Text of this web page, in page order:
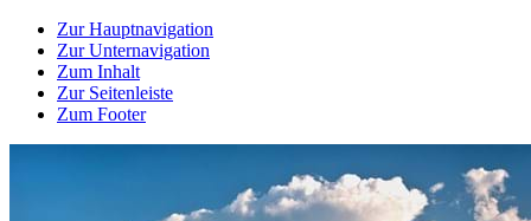
Zur Hauptnavigation
Zur Unternavigation
Zum Inhalt
Zur Seitenleiste
Zum Footer